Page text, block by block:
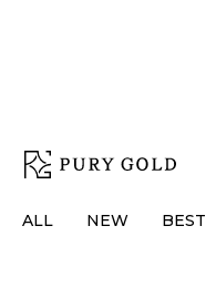
ALL NEW BEST